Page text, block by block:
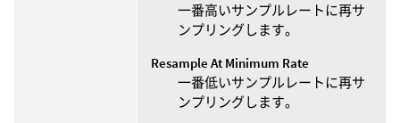
一番高いサンプルレートに再サ
ンプリングします。
Resample At Minimum Rate
一番低いサンプルレートに再サ
ンプリングします。